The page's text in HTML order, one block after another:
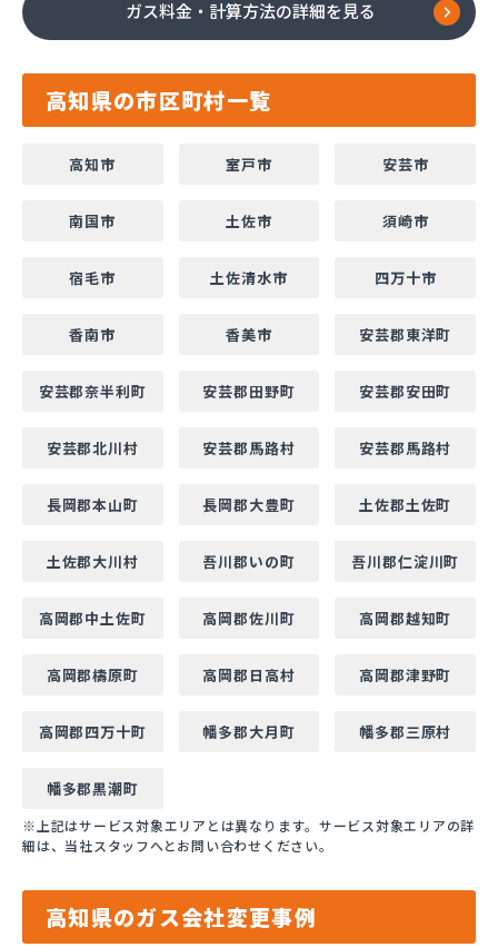
ガス料金・計算方法の詳細を見る
高知県の市区町村一覧
高知市 室戸市 安芸市
南国市 土佐市 須崎市
宿毛市 土佐清水市 四万十市
香南市 香美市 安芸郡東洋町
安芸郡奈半利町 安芸郡田野町 安芸郡安田町
安芸郡北川村 安芸郡馬路村 安芸郡馬路村
長岡郡本山町 長岡郡大豊町 土佐郡土佐町
土佐郡大川村 吾川郡いの町 吾川郡仁淀川町
高岡郡中土佐町 高岡郡佐川町 高岡郡越知町
高岡郡檮原町 高岡郡日高村 高岡郡津野町
高岡郡四万十町 幡多郡大月町 幡多郡三原村
幡多郡黒潮町
※上記はサービス対象エリアとは異なります。サービス対象エリアの詳
細は、当社スタッフへとお問い合わせください。
高知県のガス会社変更事例